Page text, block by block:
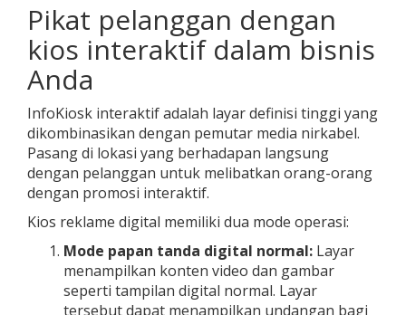
Pikat pelanggan dengan
kios interaktif dalam bisnis
Anda
InfoKiosk interaktif adalah layar definisi tinggi yang
dikombinasikan dengan pemutar media nirkabel.
Pasang di lokasi yang berhadapan langsung
dengan pelanggan untuk melibatkan orang-orang
dengan promosi interaktif.
Kios reklame digital memiliki dua mode operasi:
Mode papan tanda digital normal: Layar
menampilkan konten video dan gambar
seperti tampilan digital normal. Layar
tersebut dapat menampilkan undangan bagi